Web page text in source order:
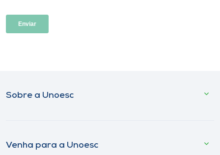
Sobre a Unoesc
Venha para a Unoesc